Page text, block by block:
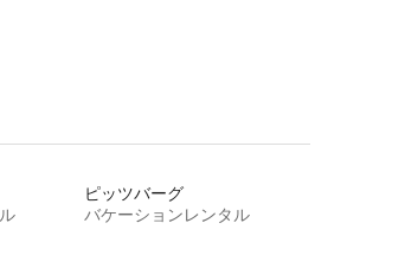
ピッツバーグ
バケーションレンタル